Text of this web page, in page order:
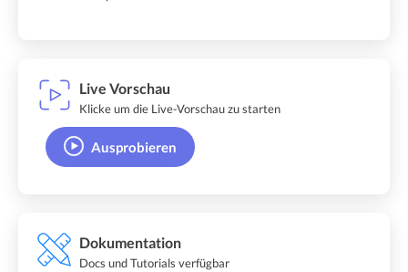
Live Vorschau
Klicke um die Live-Vorschau zu starten
Ausprobieren
Dokumentation
Docs und Tutorials verfügbar